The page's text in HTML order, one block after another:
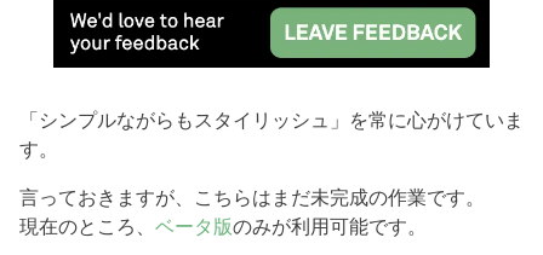
「シンプルながらもスタイリッシュ」を常に心がけていま
す。
言っておきますが、こちらはまだ未完成の作業です。
現在のところ、 ベータ版のみが利用可能です。